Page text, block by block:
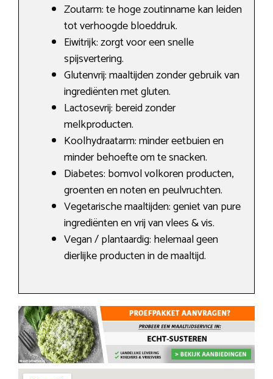
Zoutarm: te hoge zoutinname kan leiden
tot verhoogde bloeddruk.
Eiwitrijk: zorgt voor een snelle
spijsvertering.
Glutenvrij: maaltijden zonder gebruik van
ingrediënten met gluten.
Lactosevrij: bereid zonder
melkproducten.
Koolhydraatarm: minder eetbuien en
minder behoefte om te snacken.
Diabetes: bomvol volkoren producten,
groenten en noten en peulvruchten.
Vegetarische maaltijden: geniet van pure
ingrediënten en vrij van vlees & vis.
Vegan / plantaardig: helemaal geen
dierlijke producten in de maaltijd.